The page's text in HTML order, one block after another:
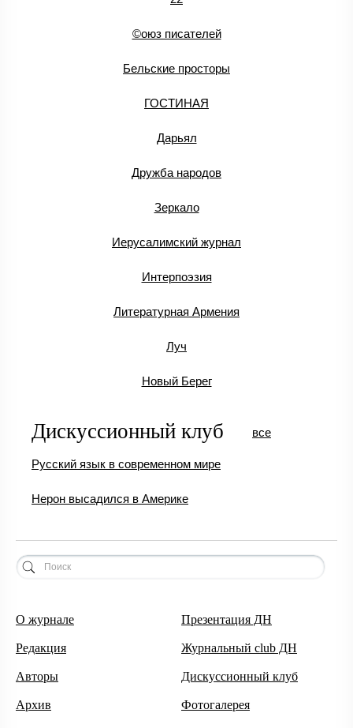
©оюз писателей
Бельские просторы
ГОСТИНАЯ
Дарьял
Дружба народов
Зеркало
Иерусалимский журнал
Интерпоэзия
Литературная Армения
Луч
Новый Берег
Дискуссионный клуб
Русский язык в современном мире
Нерон высадился в Америке
все
О журнале
Редакция
Авторы
Архив
Презентация ДН
Журнальный club ДН
Дискуссионный клуб
Фотогалерея